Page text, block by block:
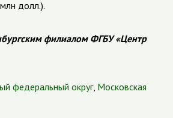
долл.).
филиалом ФГБУ «Центр
федеральный округ, Московская